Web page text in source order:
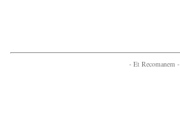
- Et Recomanem -